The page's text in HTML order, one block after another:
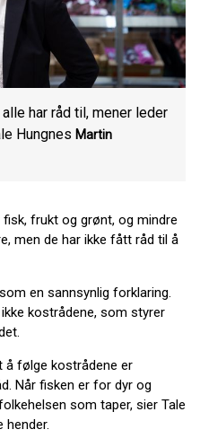
har råd til, mener leder
Hungnes Martin
fisk, frukt og grønt, og mindre
men de har ikke fått råd til å
en sannsynlig forklaring.
kostrådene, som styrer
å følge kostrådene er
Når fisken er for dyr og
som taper, sier Tale
hender.